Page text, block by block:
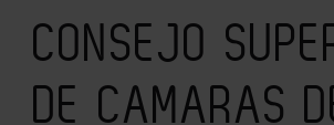
CONSEJO
DE CAMARAS